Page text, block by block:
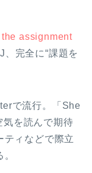
assignment
完全に“課題を
で流行。「She
気を読んで期待
ティなどで際立